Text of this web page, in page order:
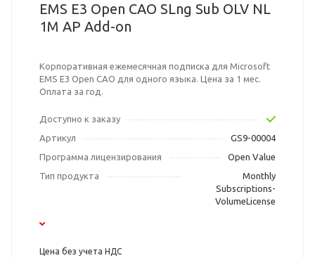
EMS E3 Open CAO SLng Sub OLV NL
1M AP Add-on
Корпоративная ежемесячная подписка для Microsoft
EMS E3 Open CAO для одного языка. Цена за 1 мес.
Оплата за год.
Доступно к заказу
Артикул
GS9-00004
Программа лицензирования
Open Value
Тип продукта
Monthly
Subscriptions-
VolumeLicense
Цена без учета НДС